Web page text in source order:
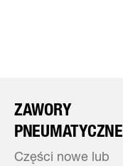
ZAWORY
PNEUMATYCZNE
Części nowe lub